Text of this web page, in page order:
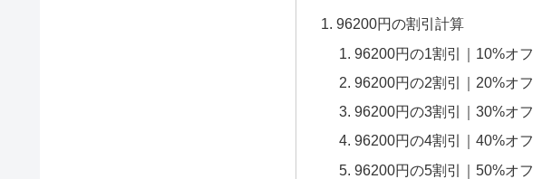
96200円の割引計算
96200円の1割引｜10%オフ
96200円の2割引｜20%オフ
96200円の3割引｜30%オフ
96200円の4割引｜40%オフ
96200円の5割引｜50%オフ